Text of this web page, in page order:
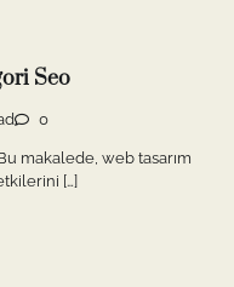
Seo
0
makalede, web tasarım
[…]